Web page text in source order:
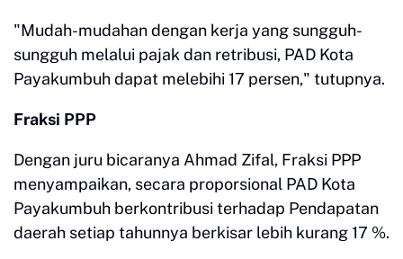
"Mudah-mudahan dengan kerja yang sungguh-
sungguh melalui pajak dan retribusi, PAD Kota
Payakumbuh dapat melebihi 17 persen," tutupnya.
Fraksi PPP
Dengan juru bicaranya Ahmad Zifal, Fraksi PPP
menyampaikan, secara proporsional PAD Kota
Payakumbuh berkontribusi terhadap Pendapatan
daerah setiap tahunnya berkisar lebih kurang 17 %.